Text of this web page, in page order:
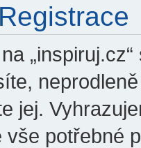
jej.
vše potřebné